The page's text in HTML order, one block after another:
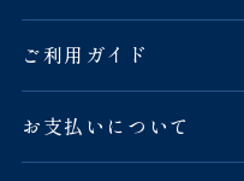
ご利用ガイド
お支払いについて